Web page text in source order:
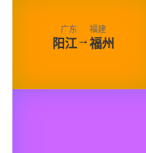
广东
阳江→
福建
福州